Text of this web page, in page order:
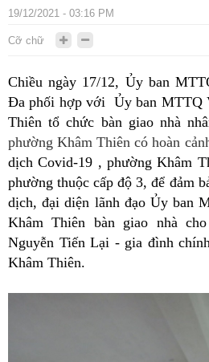
19/12/2021 - 03:16 PM
Cỡ chữ
Chiều ngày 17/12, Ủy ban
Đa phối hợp với Ủy ban MTTQ
Thiên tổ chức bàn giao nhà
phường Khâm Thiên có hoàn
dịch Covid-19 , phường Khâm
phường thuộc cấp độ 3, để đảm
dịch, đại diện lãnh đạo Ủy ban
Khâm Thiên bàn giao nhà
Nguyễn Tiến Lại - gia đình
Khâm Thiên.